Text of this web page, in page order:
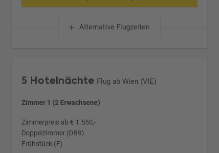
Alternative Flugzeiten
5 Hotelnächte Flug ab Wien (VIE)
Zimmer 1 (2 Erwachsene)
Zimmerpreis ab € 1.550,-
Doppelzimmer (DB9)
Frühstück (F)